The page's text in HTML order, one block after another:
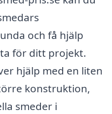
och få hjälp
för ditt projekt.
hjälp med en liten
konstruktion,
smeder i